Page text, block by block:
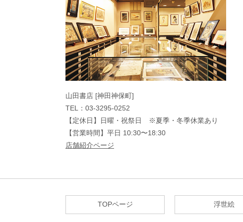
山田書店 [神田神保町]
TEL：03-3295-0252
【定休日】日曜・祝祭日 ※夏季・冬季休業あり
【営業時間】平日 10:30〜18:30
店舗紹介ページ
TOPページ 浮世絵